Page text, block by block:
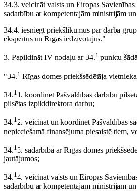
34.3. veicināt valsts un Eiropas
sadarbību ar kompetentajām ministrijām
34.4. iesniegt priekšlikumus par darba
ekspertus un Rīgas iedzīvotājus."
3. Papildināt IV nodaļu ar 34.1 punktu
"34.1 Rīgas domes priekšsēdētāja
34.11. koordinēt Pašvaldības darbību
pilsētas izpilddirektora darbu;
34.12. veicināt un koordinēt Pašvaldības
nepieciešamā finansējuma piesaistē tiem,
34.1 3. sadarbībā ar Rīgas domes
jautājumos;
34.14. veicināt valsts un Eiropas
sadarbību ar kompetentajām ministrijām